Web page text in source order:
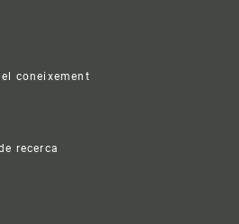
coneixement
recerca